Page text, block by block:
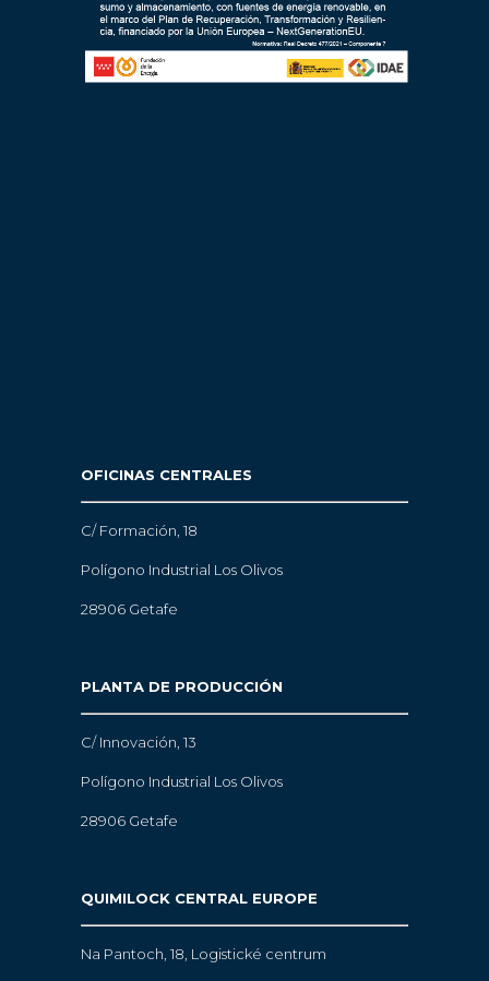
OFICINAS CENTRALES
C/ Formación, 18
Polígono Industrial Los Olivos
28906 Getafe
PLANTA DE PRODUCCIÓN
C/ Innovación, 13
Polígono Industrial Los Olivos
28906 Getafe
QUIMILOCK CENTRAL EUROPE
Na Pantoch, 18, Logistické centrum